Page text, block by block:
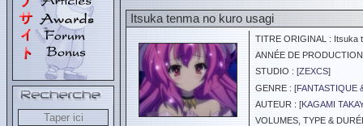
Itsuka tenma no kuro usagi
TITRE ORIGINAL : Itsuka
ANNÉE DE
STUDIO : [ZEXCS]
GENRE : [FANTASTIQUE
AUTEUR : [KAGAMI
VOLUMES, TYPE &